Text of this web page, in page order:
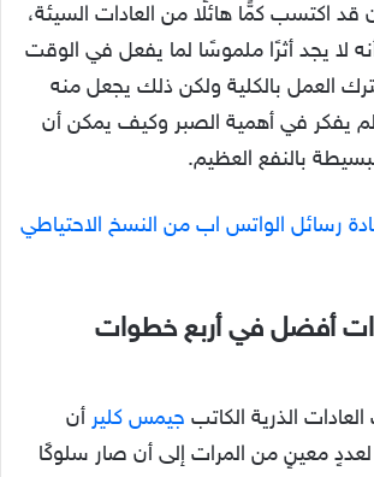
قد اكتسب كمًّا هائلًا من العادات السيئة،
لا يجد أثرًا ملموسًا لما يفعل في الوقت
العمل بالكلية ولكن ذلك يجعل منه
لم يفكر في أهمية الصبر وكيف يمكن أن
بالنفع العظيم.
رسائل الواتس اب من النسخ الاحتياطي
أفضل في أربع خطوات
الذرية الكاتب جيمس كلير أن
معينٍ من المرات إلى أن صار سلوكًا